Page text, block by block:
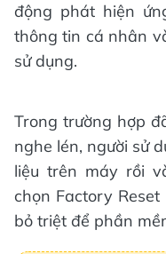
động phát hiện
thông tin cá nhân
sử dụng.
Trong trường hợp
nghe lén, người sử
liệu trên máy rồi
chọn Factory
bỏ triệt để phần